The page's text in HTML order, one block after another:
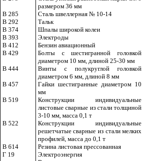
размером 36 мм
В 285 Сталь швеллерная № 10-14
В 292
Тальк
В 374
Шпалы широкой колеи
В 393
Электроды
В 412
Бензин авиационный
В 429
Болты с шестигранной головкой
диаметром 10 мм, длиной 25-30 мм
В 444
Винты с полукруглой головкой
диаметром 6 мм, длиной 8 мм
В 457
Гайки шестигранные диаметром 10
мм
В 519
Конструкции индивидуальные
листовые сварные из стали толщиной
3-10 мм, масса 0,1 т
В 522
Конструкции индивидуальные
решетчатые сварные из стали мелких
профилей, масса до 0,1 т
В 614 Резина листовая прессованная
Г 19
Электроэнергия